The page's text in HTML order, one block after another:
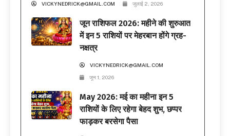
VICKYNEDRICK@GMAIL.COM जुलाई 2, 2026
जून राशिफल 2026: महीने की शुरुआत
में इन 5 राशियों पर मेहरबान होंगे ग्रह-
नक्षत्र
VICKYNEDRICK@GMAIL.COM
जून 1, 2026
May 2026: मई का महीना इन 5
राशियों के लिए रहेगा बेहद शुभ, छप्पर
फाड़कर बरसेगा पैसा